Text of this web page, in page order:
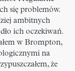
się problemów.
ambitnych
ich oczekiwań.
w Brompton,
na
że